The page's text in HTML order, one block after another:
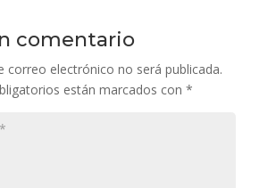
comentario
correo electrónico no será publicada.
están marcados con *